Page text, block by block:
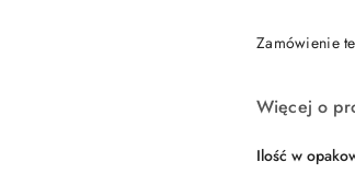
Zamówienie
i
Więcej o
Ilość w